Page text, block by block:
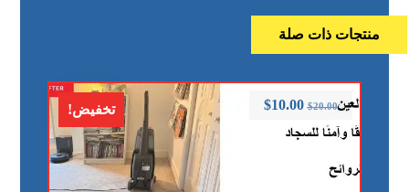
منتجات ذات صلة
تخفيض! $20.00
$10.00